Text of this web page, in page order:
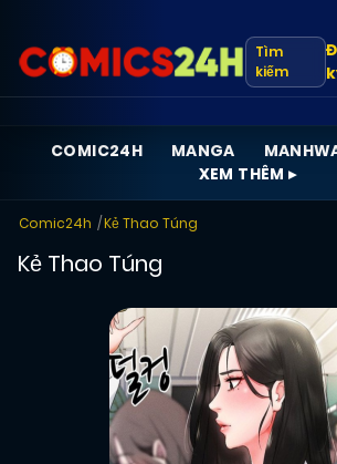
Tìm
kiếm
COMIC24H MANGA
XEM THÊM ▸
Comic24h Kẻ Thao Túng
Kẻ Thao Túng